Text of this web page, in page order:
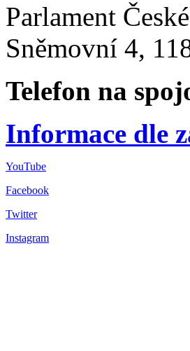
Parlament
Sněmovní 4,
Telefon na
Informace dle
YouTube
Facebook
Twitter
Instagram